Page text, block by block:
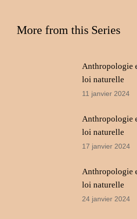
More from this Series
Anthropologie
loi naturelle
11 janvier 2024
Anthropologie
loi naturelle
17 janvier 2024
Anthropologie
loi naturelle
24 janvier 2024